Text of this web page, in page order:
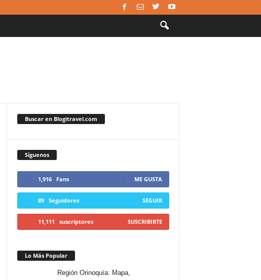
Buscar en Blogitravel.com
Síguenos
1,916 Fans ME GUSTA
89 Seguidores SEGUIR
11,111 suscriptores SUSCRIBIRTE
Lo Más Popular
Región Orinoquía: Mapa,